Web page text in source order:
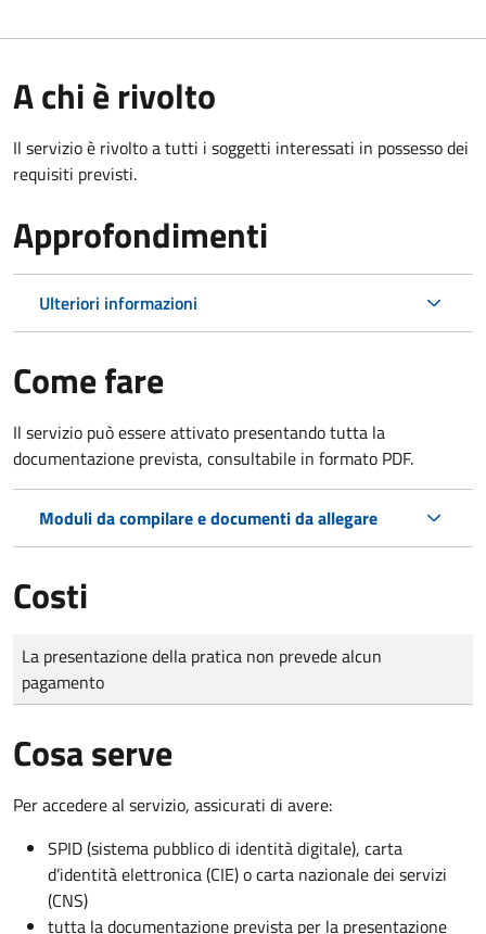
A chi è rivolto
Il servizio è rivolto a tutti i soggetti interessati in possesso dei
requisiti previsti.
Approfondimenti
Ulteriori informazioni
Come fare
Il servizio può essere attivato presentando tutta la
documentazione prevista, consultabile in formato PDF.
Moduli da compilare e documenti da allegare
Costi
Tipo di pagamento
Importo
La presentazione della pratica non prevede alcun
pagamento
Cosa serve
Per accedere al servizio, assicurati di avere:
SPID (sistema pubblico di identità digitale), carta
d’identità elettronica (CIE) o carta nazionale dei servizi
(CNS)
tutta la documentazione prevista per la presentazione